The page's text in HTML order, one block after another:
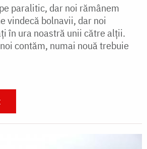
paralitic, dar noi rămânem
vindecă bolnavii, dar noi
în ura noastră unii către alții.
contăm, numai nouă trebuie